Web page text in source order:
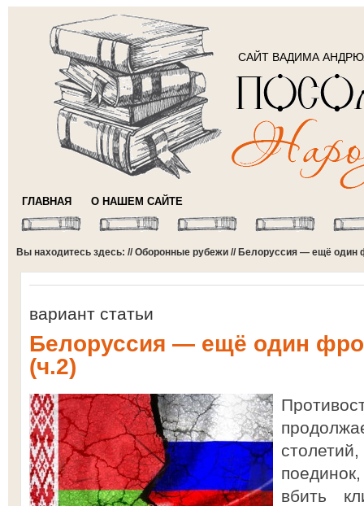
САЙТ ВАДИМА
ГЛАВНАЯ О НАШЕМ САЙТЕ
Вы находитесь здесь: //Оборонные рубежи // Белоруссия — ещё один
вариант статьи
Белоруссия — ещё один
(ч.2)
вбить